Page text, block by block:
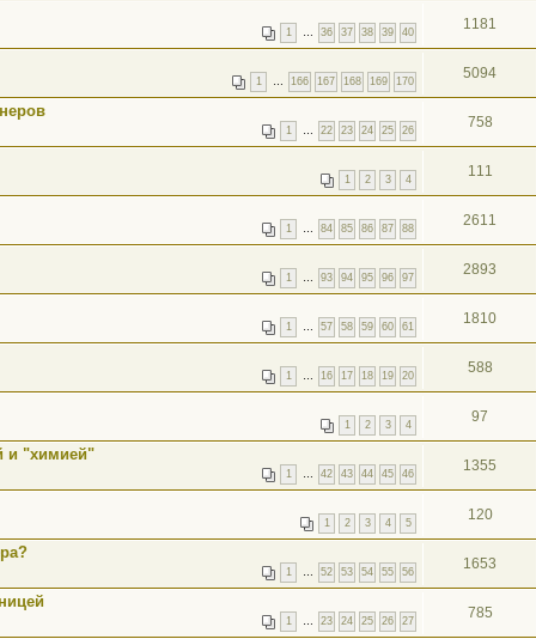
1 … 36 37 38 39 40 1181
1 … 166 167 168 169 170 5094
1 … 22 23 24 25 26 758
1 2 3 4 111
1 … 84 85 86 87 88 2611
1 … 93 94 95 96 97 2893
1 … 57 58 59 60 61 1810
1 … 16 17 18 19 20 588
1 2 3 4 97
и "химией"
1 … 42 43 44 45 46 1355
1 2 3 4 5 120
1 … 52 53 54 55 56 1653
1 … 23 24 25 26 27 785